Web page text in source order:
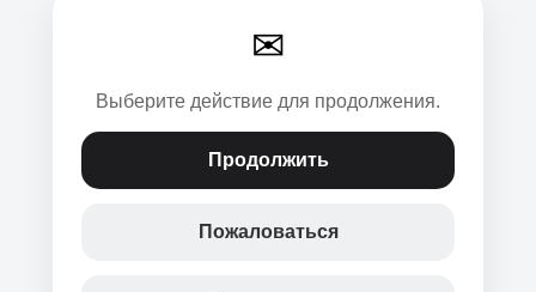
✉
Выберите действие для продолжения.
Продолжить
Пожаловаться